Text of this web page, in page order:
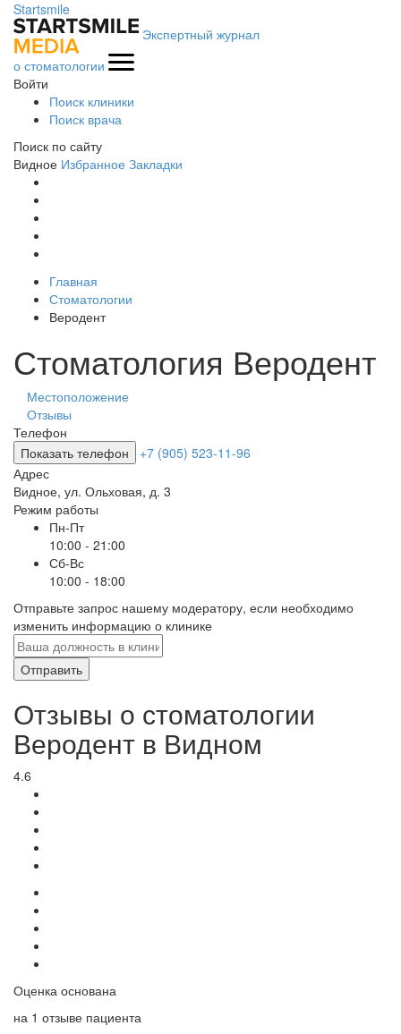
Startsmile
Экспертный журнал
о стоматологии
Войти
Поиск клиники
Поиск врача
Поиск по сайту
Видное Избранное Закладки
Главная
Стоматологии
Веродент
Стоматология Веродент
Местоположение
Отзывы
Телефон
Показать телефон
+7 (905) 523-11-96
Адрес
Видное, ул. Ольховая, д. 3
Режим работы
Пн-Пт
10:00 - 21:00
Сб-Вс
10:00 - 18:00
Отправьте запрос нашему модератору, если необходимо
изменить информацию о клинике
Отправить
Отзывы о стоматологии
Веродент в Видном
4.6
Оценка основана
на 1 отзыве пациента